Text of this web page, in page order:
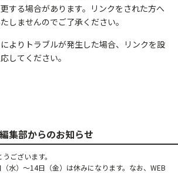
する場合があります。リンクをされた方へ
しませんのでご了承ください。
によりトラブルが発生した場合、リンクを設
してください。
編集部からのお知らせ
ございます。
水）～14日（金）は休みになります。なお、WEB